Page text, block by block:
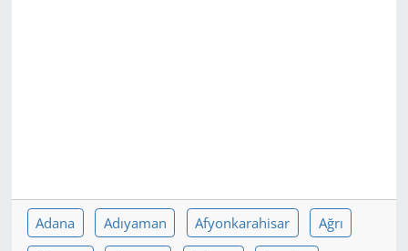
Adana Adıyaman Afyonkarahisar Ağrı
SİYASET